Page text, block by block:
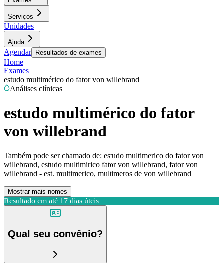
Serviços
Unidades
Ajuda
Agendar Resultados de exames
Home
Exames
estudo multimérico do fator von willebrand
Análises clínicas
estudo multimérico do fator
von willebrand
Também pode ser chamado de: estudo multimerico do fator von
willebrand, estudo multimirico fator von willebrand, fator von
willebrand - est. multimerico, multimeros de von willebrand
Mostrar mais nomes
Resultado em até 17 dias úteis
Qual seu convênio?